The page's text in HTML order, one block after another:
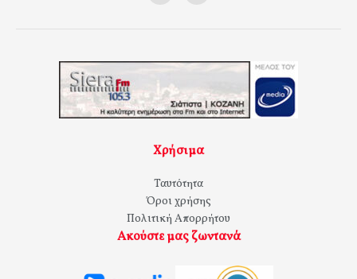
Χρήσιμα
Ταυτότητα
Όροι χρήσης
Πολιτική Απορρήτου
Ακούστε μας ζωντανά